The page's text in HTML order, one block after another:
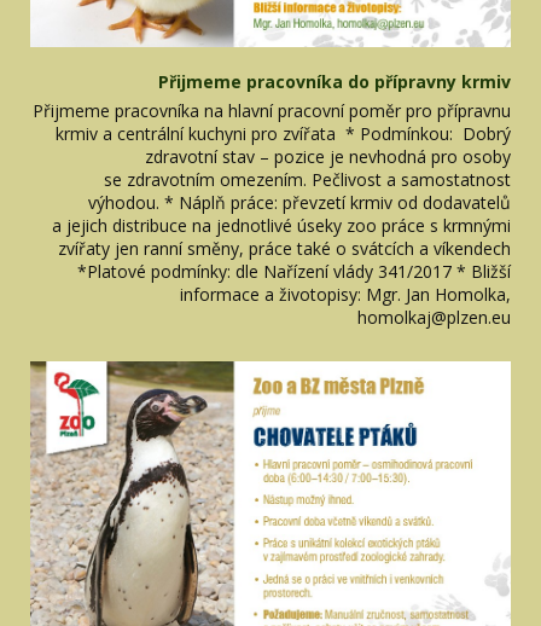
Přijmeme pracovníka do přípravny krmiv
Přijmeme pracovníka na hlavní pracovní poměr pro přípravnu
krmiv a centrální kuchyni pro zvířata * Podmínkou: Dobrý
zdravotní stav – pozice je nevhodná pro osoby
se zdravotním omezením. Pečlivost a samostatnost
výhodou. * Náplň práce: převzetí krmiv od dodavatelů
a jejich distribuce na jednotlivé úseky zoo práce s krmnými
zvířaty jen ranní směny, práce také o svátcích a víkendech
*Platové podmínky: dle Nařízení vlády 341/2017 * Bližší
informace a životopisy: Mgr. Jan Homolka,
homolkaj@plzen.eu